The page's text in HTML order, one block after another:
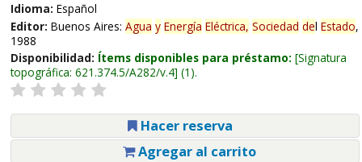
Idioma: Español
Editor: Buenos Aires: Agua y Energía Eléctrica, Sociedad del Estado,
1988
Disponibilidad: Ítems disponibles para préstamo: Signatura
topográfica: 621.374.5/A282/v.4 (1).
Hacer reserva
Agregar al carrito